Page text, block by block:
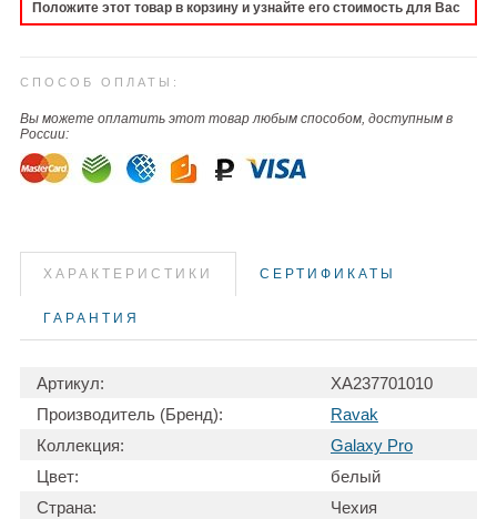
Положите этот товар в корзину и узнайте его стоимость для Вас
СПОСОБ ОПЛАТЫ:
Вы можете оплатить этот товар любым способом, доступным в
России:
ХАРАКТЕРИСТИКИ СЕРТИФИКАТЫ
ГАРАНТИЯ
Артикул:
XA237701010
Производитель (Бренд):
Ravak
Коллекция:
Galaxy Pro
Цвет:
белый
Страна:
Чехия